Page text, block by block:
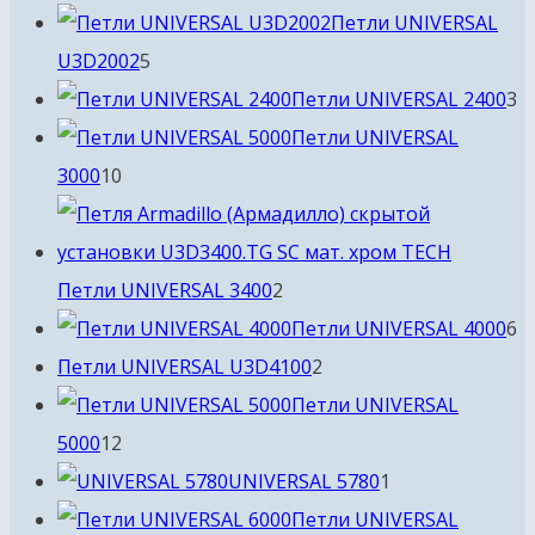
товаровПетли UNIVERSAL
U3D20025
товаров
Петли UNIVERSAL 24003
Петли UNIVERSAL
300010
товаров
Петли UNIVERSAL 34002
товара
Петли UNIVERSAL 40006
Петли UNIVERSAL U3D41002
товара
Петли UNIVERSAL
500012
товаров
UNIVERSAL 57801
товар
Петли UNIVERSAL